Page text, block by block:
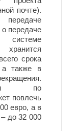
почте).
передаче
системе
срока
а также в
по
повлечь
евро, а в
до 32 000